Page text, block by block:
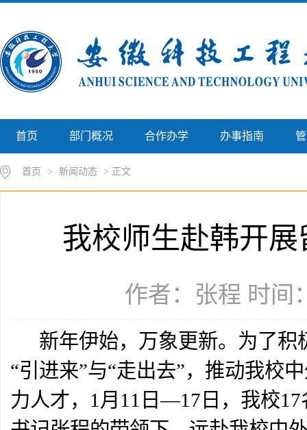
首页 部门概况 合作办学 办事指南
首页 > 新闻动态 > 正文
我校师生赴韩开
作者：张程 时间
新年伊始，万象更新。为了积
“引进来”与“走出去”，推动我校
力人才，1月11日—17日，我校